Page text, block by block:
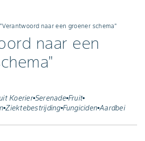
"Verantwoord naar een groener schema"
naar een
Koerier Serenade Fruit
Ziektebestrijding Fungiciden Aardbei